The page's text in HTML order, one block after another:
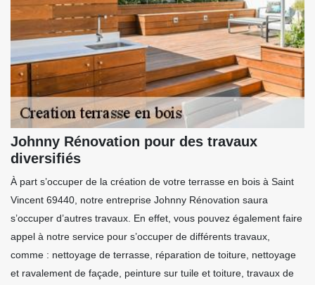
Johnny Rénovation pour des travaux
diversifiés
À part s’occuper de la création de votre terrasse en bois à Saint
Vincent 69440, notre entreprise Johnny Rénovation saura
s’occuper d’autres travaux. En effet, vous pouvez également faire
appel à notre service pour s’occuper de différents travaux,
comme : nettoyage de terrasse, réparation de toiture, nettoyage
et ravalement de façade, peinture sur tuile et toiture, travaux de